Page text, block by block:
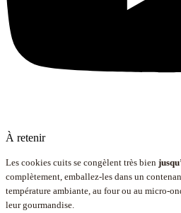
À retenir
Les cookies cuits se congèlent très bien
complètement, emballez-les dans un
température ambiante, au four ou au micro-
leur gourmandise.